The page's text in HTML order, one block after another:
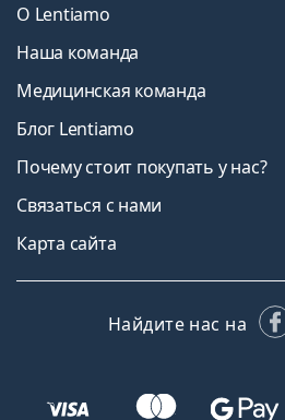
О Lentiamo
Наша команда
Медицинская команда
Блог Lentiamo
Почему стоит покупать у нас?
Связаться с нами
Карта сайта
Найдите нас на